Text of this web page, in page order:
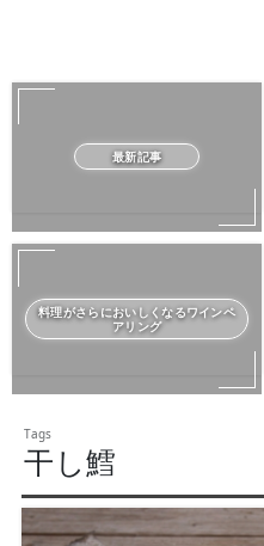
最新記事
料理がさらにおいしくなるワインペ
アリング
干し鱈